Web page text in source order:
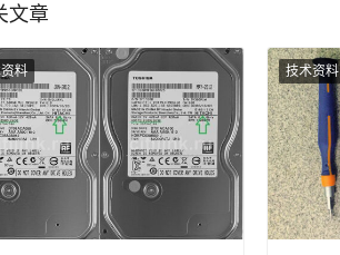
文章
料 技术资料